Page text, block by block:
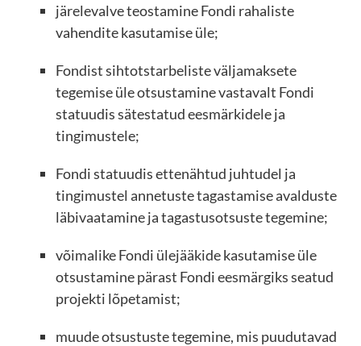
järelevalve teostamine Fondi rahaliste
vahendite kasutamise üle;
Fondist sihtotstarbeliste väljamaksete
tegemise üle otsustamine vastavalt Fondi
statuudis sätestatud eesmärkidele ja
tingimustele;
Fondi statuudis ettenähtud juhtudel ja
tingimustel annetuste tagastamise avalduste
läbivaatamine ja tagastusotsuste tegemine;
võimalike Fondi ülejääkide kasutamise üle
otsustamine pärast Fondi eesmärgiks seatud
projekti lõpetamist;
muude otsustuste tegemine, mis puudutavad